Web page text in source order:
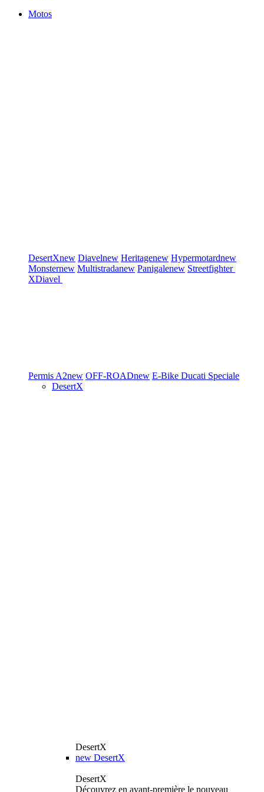
Motos
DesertXnew Diavelnew Heritagenew Hypermotardnew
Monsternew Multistradanew Panigalenew Streetfighter
XDiavel
Permis A2new OFF-ROADnew E-Bike Ducati Speciale
DesertX
DesertX
new DesertX
DesertX
Découvrez en avant-première le nouveau